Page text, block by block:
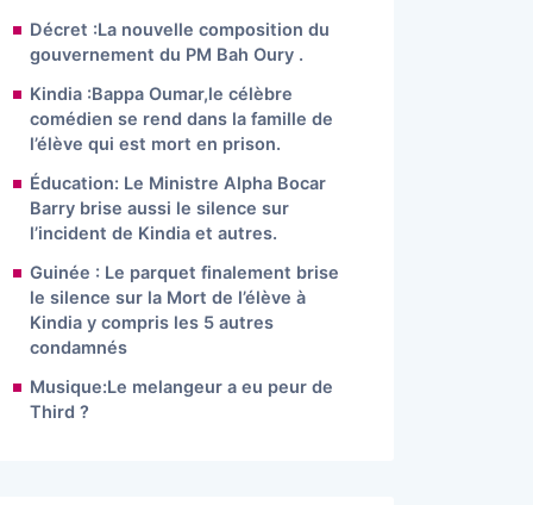
Décret :La nouvelle composition du
gouvernement du PM Bah Oury .
Kindia :Bappa Oumar,le célèbre
comédien se rend dans la famille de
l’élève qui est mort en prison.
Éducation: Le Ministre Alpha Bocar
Barry brise aussi le silence sur
l’incident de Kindia et autres.
Guinée : Le parquet finalement brise
le silence sur la Mort de l’élève à
Kindia y compris les 5 autres
condamnés
Musique:Le melangeur a eu peur de
Third ?